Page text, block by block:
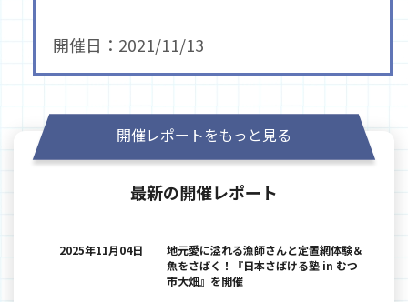
開催日：2021/11/13
開催レポートをもっと見る
最新の開催レポート
2025年11月04日
地元愛に溢れる漁師さんと定置網体験＆
魚をさばく！『日本さばける塾 in むつ
市大畑』を開催